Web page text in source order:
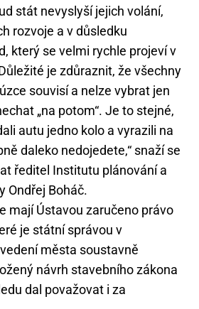
stát nevyslyší jejich volání,
rozvoje a v důsledku
který se velmi rychle projeví v
je zdůraznit, že všechny
souvisí a nelze vybrat jen
„na potom“. Je to stejné,
autu jedno kolo a vyrazili na
daleko nedojedete,“ snaží se
ředitel Institutu plánování a
Ondřej Boháč.
mají Ústavou zaručeno právo
je státní správou v
města soustavně
návrh stavebního zákona
dal považovat i za